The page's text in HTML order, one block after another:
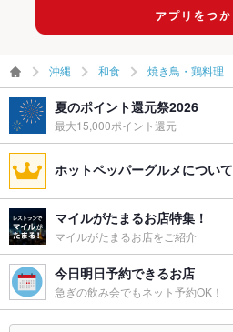
沖縄 和食 焼き鳥・鶏料理
夏のポイント還元祭2026
最大15,000ポイント還元
ホットペッパーグルメについて
マイルがたまるお店特集！
マイルがたまるお店をご紹介
今日明日予約できるお店
急ぎの飲み会でもネット予約OK！